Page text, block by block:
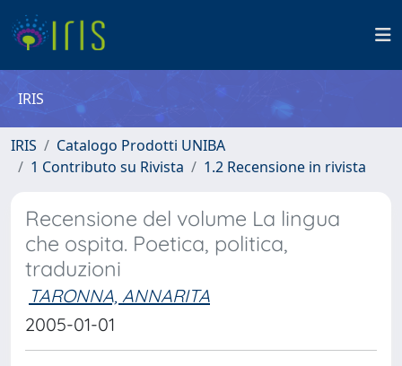
IRIS
IRIS
Catalogo Prodotti UNIBA
1 Contributo su Rivista
1.2 Recensione in rivista
Recensione del volume La lingua
che ospita. Poetica, politica,
traduzioni
TARONNA, ANNARITA
2005-01-01